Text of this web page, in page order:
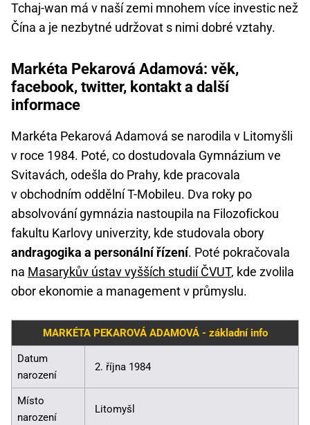
Tchaj-wan má v naší zemi mnohem více investic než
Čína a je nezbytné udržovat s nimi dobré vztahy.
Markéta Pekarová Adamová: věk,
facebook, twitter, kontakt a další
informace
Markéta Pekarová Adamová se narodila v Litomyšli
v roce 1984. Poté, co dostudovala Gymnázium ve
Svitavách, odešla do Prahy, kde pracovala
v obchodním oddělní T-Mobileu. Dva roky po
absolvování gymnázia nastoupila na Filozofickou
fakultu Karlovy univerzity, kde studovala obory
andragogika a personální řízení. Poté pokračovala
na Masarykův ústav vyšších studií ČVUT, kde zvolila
obor ekonomie a management v průmyslu.
MARKÉTA PEKAROVÁ ADAMOVÁ - základní info
Datum
narození
2. října 1984
Místo
narození
Litomyšl